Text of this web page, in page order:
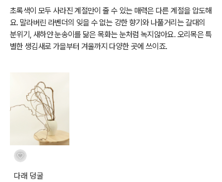
초록색이 모두 사라진 계절만이 줄 수 있는 매력은 다른 계절을 압도해
요. 말라버린 라벤더의 잊을 수 없는 강한 향기와 나풀거리는 갈대의
분위기, 새하얀 눈송이를 닮은 목화는 눈처럼 녹지않아요. 오리목은 특
별한 생김새로 가을부터 겨울까지 다양한 곳에 쓰이죠.
다래 덩굴